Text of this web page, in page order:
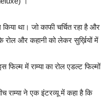
किया था। जो काफी चर्चित रहा है और
और कहानी को लेकर सुर्ख़ियों में
फिल्म में राम्या का रोल एडल्ट फिल्मों
राम्या ने एक इंटरव्यू में कहा है कि